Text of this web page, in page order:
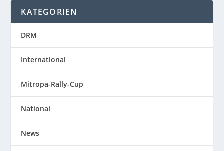
KATEGORIEN
DRM
International
Mitropa-Rally-Cup
National
News